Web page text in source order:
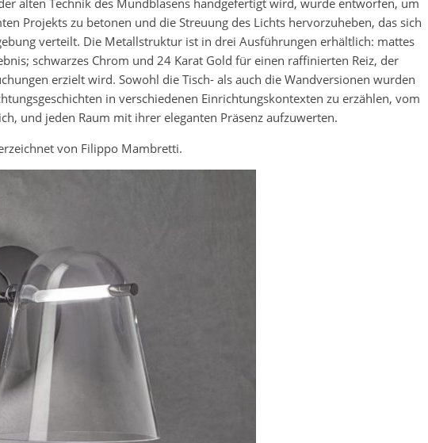
alten Technik des Mundblasens handgefertigt wird, wurde entworfen, um
Projekts zu betonen und die Streuung des Lichts hervorzuheben, das sich
verteilt. Die Metallstruktur ist in drei Ausführungen erhältlich: mattes
schwarzes Chrom und 24 Karat Gold für einen raffinierten Reiz, der
erzielt wird. Sowohl die Tisch- als auch die Wandversionen wurden
in verschiedenen Einrichtungskontexten zu erzählen, vom
und jeden Raum mit ihrer eleganten Präsenz aufzuwerten.
von Filippo Mambretti.